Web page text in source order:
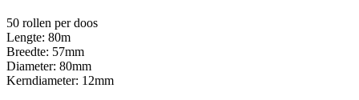
50 rollen per doos
Lengte: 80m
Breedte: 57mm
Diameter: 80mm
Kerndiameter: 12mm